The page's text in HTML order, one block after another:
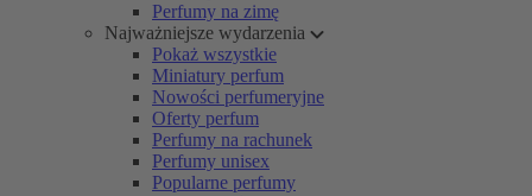
Perfumy na zimę
Najważniejsze wydarzenia
Pokaż wszystkie
Miniatury perfum
Nowości perfumeryjne
Oferty perfum
Perfumy na rachunek
Perfumy unisex
Popularne perfumy